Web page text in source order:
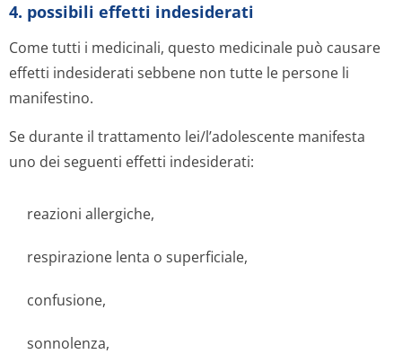
4. possibili effetti indesiderati
Come tutti i medicinali, questo medicinale può causare
effetti indesiderati sebbene non tutte le persone li
manifestino.
Se durante il trattamento lei/l’adolescente manifesta
uno dei seguenti effetti indesiderati:
reazioni allergiche,
respirazione lenta o superficiale,
confusione,
sonnolenza,